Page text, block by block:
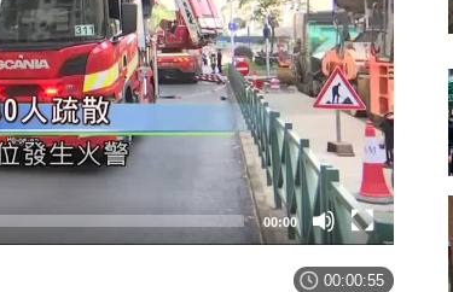
00:00
00:00:55